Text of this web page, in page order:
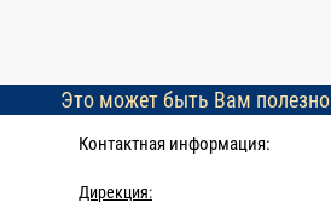
Это может быть Вам полезно
Контактная информация:
Дирекция: